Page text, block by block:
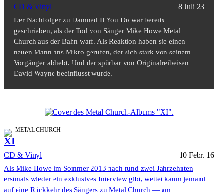
CD & Vinyl 8 Juli 23
Der Nachfolger zu Damned If You Do war bereits
geschrieben, als der Tod von Sänger Mike Howe Metal
Church aus der Bahn warf. Als Reaktion haben sie einen
neuen Mann ans Mikro gerufen, der sich stark von seinem
Vorgänger abhebt. Und der spürbar von Originalreibeisen
David Wayne beeinflusst wurde.
METAL CHURCH
XI
CD & Vinyl 10 Febr. 16
Als Mike Howe im Sommer 2013 nach rund zwei Jahrzehnten
erstmals wieder ein exklusives Interview gibt, wettet kaum jemand
auf eine Rückkehr des Sängers zu Metal Church — am